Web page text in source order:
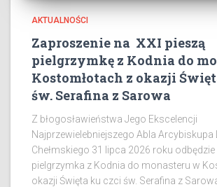
AKTUALNOŚCI
Zaproszenie na XXI pieszą
pielgrzymkę z Kodnia do
Kostomłotach z okazji
św. Serafina z Sarowa
Z błogosławieństwa Jego Ekscelencji
Najprzewielebniejszego Abla Arcybiskupa
Chełmskiego 31 lipca 2026 roku odbędzie
pielgrzymka z Kodnia do monasteru w
okazji Święta ku czci św. Serafina z